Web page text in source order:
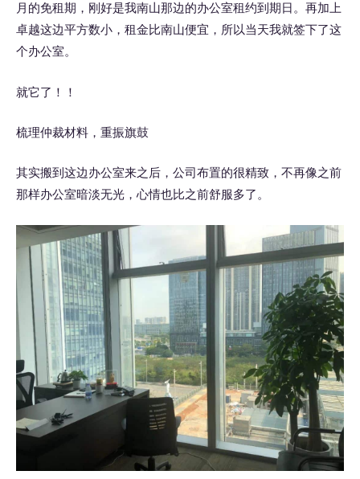
月的免租期，刚好是我南山那边的办公室租约到期日。再加上
卓越这边平方数小，租金比南山便宜，所以当天我就签下了这
个办公室。
就它了！！
梳理仲裁材料，重振旗鼓
其实搬到这边办公室来之后，公司布置的很精致，不再像之前
那样办公室暗淡无光，心情也比之前舒服多了。